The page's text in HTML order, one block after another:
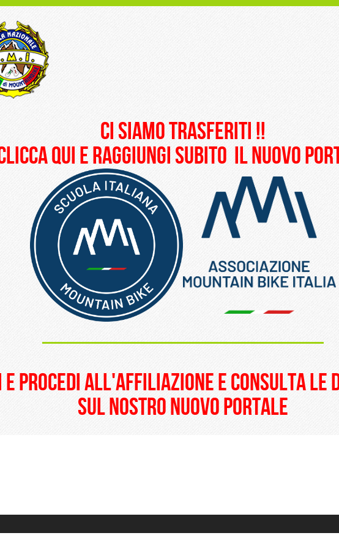
ci siamo trasferiti !!
qui e raggiungi subito il nuovo
_______________________
e procedi all'affiliazione e consulta le
sul nostro nuovo portale